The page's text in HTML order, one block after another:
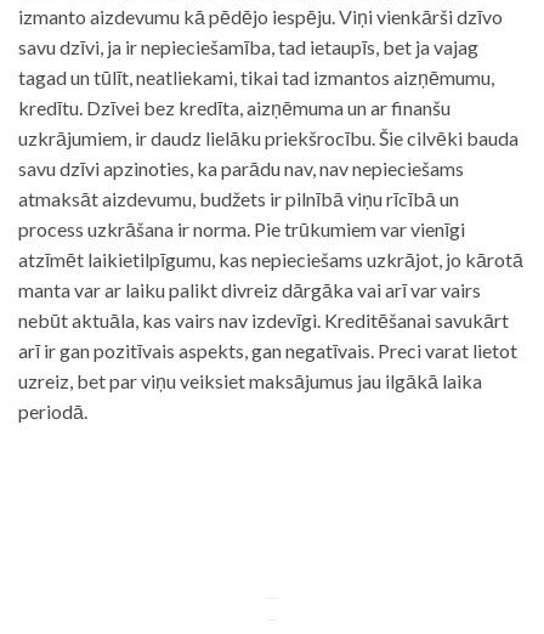
izmanto aizdevumu kā pēdējo iespēju. Viņi vienkārši dzīvo
savu dzīvi, ja ir nepieciešamība, tad ietaupīs, bet ja vajag
tagad un tūlīt, neatliekami, tikai tad izmantos aizņēmumu,
kredītu. Dzīvei bez kredīta, aizņēmuma un ar finanšu
uzkrājumiem, ir daudz lielāku priekšrocību. Šie cilvēki bauda
savu dzīvi apzinoties, ka parādu nav, nav nepieciešams
atmaksāt aizdevumu, budžets ir pilnībā viņu rīcībā un
process uzkrāšana ir norma. Pie trūkumiem var vienīgi
atzīmēt laikietilpīgumu, kas nepieciešams uzkrājot, jo kārotā
manta var ar laiku palikt divreiz dārgāka vai arī var vairs
nebūt aktuāla, kas vairs nav izdevīgi. Kreditēšanai savukārt
arī ir gan pozitīvais aspekts, gan negatīvais. Preci varat lietot
uzreiz, bet par viņu veiksiet maksājumus jau ilgākā laika
periodā.